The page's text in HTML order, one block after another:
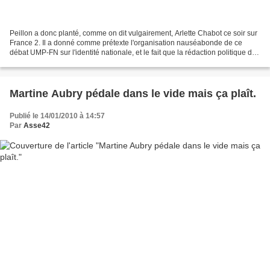
Peillon a donc planté, comme on dit vulgairement, Arlette Chabot ce soir sur
France 2. Il a donné comme prétexte l'organisation nauséabonde de ce
débat UMP-FN sur l'identité nationale, et le fait que la rédaction politique de
Martine Aubry pédale dans le vide mais ça plaît.
Publié le 14/01/2010 à 14:57
Par Asse42